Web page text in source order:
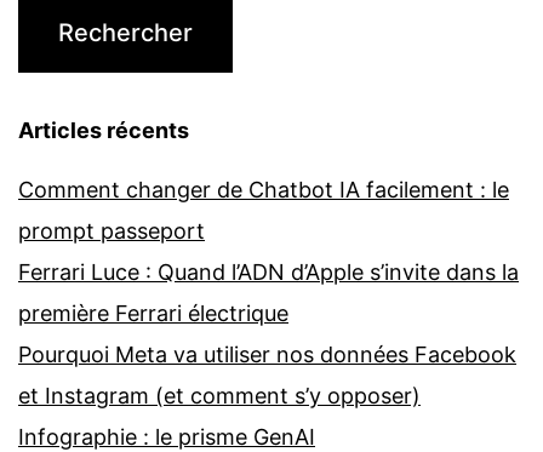
Articles récents
Comment changer de Chatbot IA facilement : le
prompt passeport
Ferrari Luce : Quand l’ADN d’Apple s’invite dans la
première Ferrari électrique
Pourquoi Meta va utiliser nos données Facebook
et Instagram (et comment s’y opposer)
Infographie : le prisme GenAI